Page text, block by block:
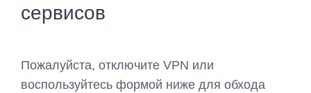
сервисов
Пожалуйста, отключите VPN или
воспользуйтесь формой ниже для обхода